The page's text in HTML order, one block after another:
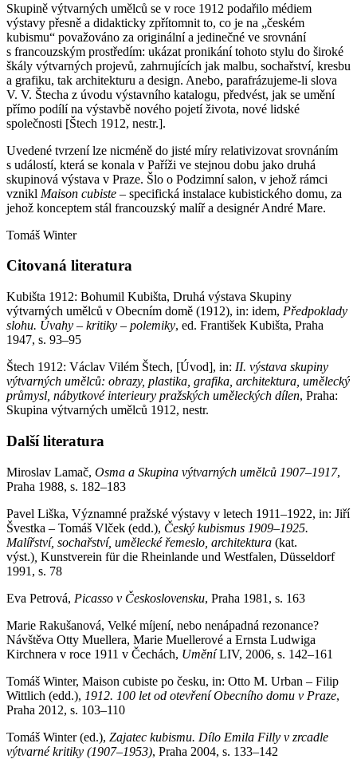
Skupině výtvarných umělců se v roce 1912 podařilo médiem
výstavy přesně a didakticky zpřítomnit to, co je na „českém
kubismu“ považováno za originální a jedinečné ve srovnání
s francouzským prostředím: ukázat pronikání tohoto stylu do široké
škály výtvarných projevů, zahrnujících jak malbu, sochařství, kresbu
a grafiku, tak architekturu a design. Anebo, parafrázujeme-li slova
V. V. Štecha z úvodu výstavního katalogu, předvést, jak se umění
přímo podílí na výstavbě nového pojetí života, nové lidské
společnosti [Štech 1912, nestr.].
Uvedené tvrzení lze nicméně do jisté míry relativizovat srovnáním
s událostí, která se konala v Paříži ve stejnou dobu jako druhá
skupinová výstava v Praze. Šlo o Podzimní salon, v jehož rámci
vznikl Maison cubiste – specifická instalace kubistického domu, za
jehož konceptem stál francouzský malíř a designér André Mare.
Tomáš Winter
Citovaná literatura
Kubišta 1912: Bohumil Kubišta, Druhá výstava Skupiny
výtvarných umělců v Obecním domě (1912), in: idem, Předpoklady
slohu. Úvahy – kritiky – polemiky, ed. František Kubišta, Praha
1947, s. 93–95
Štech 1912: Václav Vilém Štech, [Úvod], in: II. výstava skupiny
výtvarných umělců: obrazy, plastika, grafika, architektura, umělecký
průmysl, nábytkové interieury pražských uměleckých dílen, Praha:
Skupina výtvarných umělců 1912, nestr.
Další literatura
Miroslav Lamač, Osma a Skupina výtvarných umělců 1907–1917,
Praha 1988, s. 182–183
Pavel Liška, Významné pražské výstavy v letech 1911–1922, in: Jiří
Švestka – Tomáš Vlček (edd.), Český kubismus 1909–1925.
Malířství, sochařství, umělecké řemeslo, architektura (kat.
výst.) Kunstverein für die Rheinlande und Westfalen, Düsseldorf
1991, s. 78
Eva Petrová, Picasso v Československu, Praha 1981, s. 163
Marie Rakušanová, Velké míjení, nebo nenápadná rezonance?
Návštěva Otty Muellera, Marie Muellerové a Ernsta Ludwiga
Kirchnera v roce 1911 v Čechách, UměníLIV, 2006, s. 142–161
Tomáš Winter, Maison cubiste po česku, in: Otto M. Urban – Filip
Wittlich (edd.), 1912. 100 let od otevření Obecního domu v Praze,
Praha 2012, s. 103–110
Tomáš Winter (ed.), Zajatec kubismu. Dílo Emila Filly v zrcadle
výtvarné kritiky (1907–1953), Praha 2004, s. 133–142